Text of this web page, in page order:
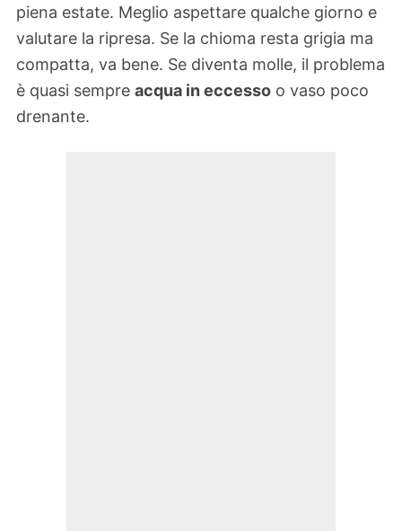
piena estate. Meglio aspettare qualche giorno e
valutare la ripresa. Se la chioma resta grigia ma
compatta, va bene. Se diventa molle, il problema
è quasi sempre acqua in eccesso o vaso poco
drenante.